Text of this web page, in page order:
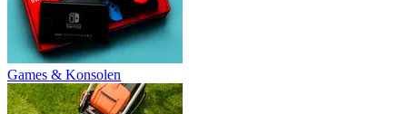
Games & Konsolen